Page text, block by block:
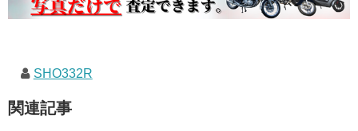
SHO332R
関連記事